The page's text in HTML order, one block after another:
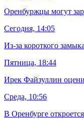
Оренбуржцы могут
Сегодня, 14:05
Из-за короткого
Пятница, 18:44
Ирек Файзуллин
Среда, 10:56
В Оренбурге